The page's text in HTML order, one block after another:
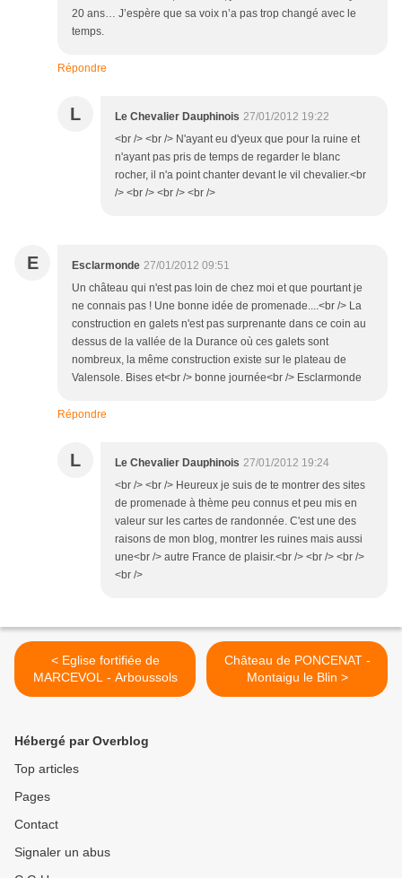
20 ans… J’espère que sa voix n’a pas trop changé avec le
temps.
Répondre
L Le Chevalier Dauphinois 27/01/2012 19:22
<br /> <br /> N'ayant eu d'yeux que pour la ruine et
n'ayant pas pris de temps de regarder le blanc
rocher, il n'a point chanter devant le vil chevalier.<br
/> <br /> <br /> <br />
E Esclarmonde 27/01/2012 09:51
Un château qui n'est pas loin de chez moi et que pourtant je
ne connais pas ! Une bonne idée de promenade....<br /> La
construction en galets n'est pas surprenante dans ce coin au
dessus de la vallée de la Durance où ces galets sont
nombreux, la même construction existe sur le plateau de
Valensole. Bises et<br /> bonne journée<br /> Esclarmonde
Répondre
L Le Chevalier Dauphinois 27/01/2012 19:24
<br /> <br /> Heureux je suis de te montrer des sites
de promenade à thème peu connus et peu mis en
valeur sur les cartes de randonnée. C'est une des
raisons de mon blog, montrer les ruines mais aussi
une<br /> autre France de plaisir.<br /> <br /> <br />
<br />
< Eglise fortifiée de
MARCEVOL - Arboussols
Château de PONCENAT -
Montaigu le Blin >
Hébergé par Overblog
Top articles
Pages
Contact
Signaler un abus